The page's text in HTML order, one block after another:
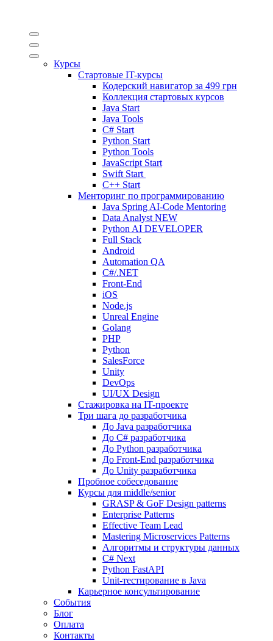
Курсы
Стартовые IT-курсы
Кодерский навигатор за 499 грн
Коллекция стартовых курсов
Java Start
Java Tools
C# Start
Python Start
Python Tools
JavaScript Start
Swift Start
C++ Start
Менторинг по программированию
Java Spring AI-Code Mentoring
Data Analyst NEW
Python AI DEVELOPER
Full Stack
Android
Automation QA
C#/.NET
Front-End
iOS
Node.js
Unreal Engine
Golang
PHP
Python
SalesForce
Unity
DevOps
UI/UX Design
Стажировка на IT-проекте
Три шага до разработчика
До Java разработчика
До C# разработчика
До Python разработчика
До Front-End разработчика
До Unity разработчика
Пробное собеседование
Курсы для middle/senior
GRASP & GoF Design patterns
Enterprise Patterns
Effective Team Lead
Mastering Microservices Patterns
Алгоритмы и структуры данных
C# Next
Python FastAPI
Unit-тестирование в Java
Карьерное консультирование
События
Блог
Оплата
Контакты